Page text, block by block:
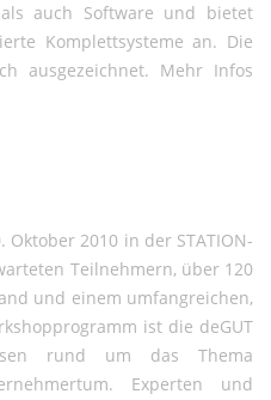
auch Software und bietet
Komplettsysteme an. Die
ausgezeichnet. Mehr Infos
Oktober 2010 in der STATION-
Teilnehmern, über 120
und einem umfangreichen,
ist die deGUT
rund um das Thema
Experten und